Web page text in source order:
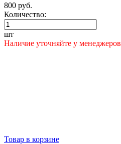
800 руб.
Количество:
шт
Наличие уточняйте у менеджеров
Товар в корзине